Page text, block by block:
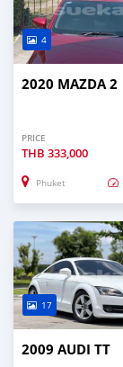
4
2020 MAZDA 2
PRICE
THB 333,000
Phuket
17
2009 AUDI TT